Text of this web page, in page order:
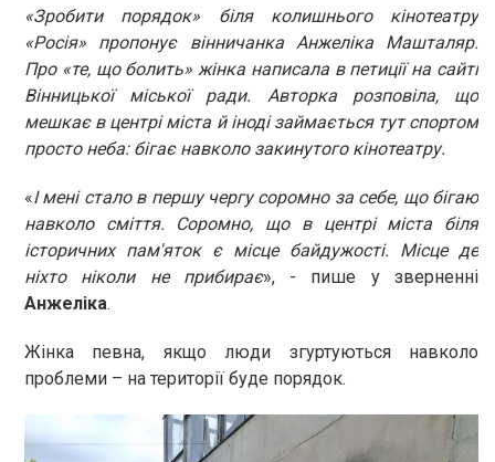
«Зробити порядок» біля колишнього кінотеатру
«Росія» пропонує вінничанка Анжеліка Машталяр.
Про «те, що болить» жінка написала в петиції на сайті
Вінницької міської ради. Авторка розповіла, що
мешкає в центрі міста й іноді займається тут спортом
просто неба: бігає навколо закинутого кінотеатру.
«І мені стало в першу чергу соромно за себе, що бігаю
навколо сміття. Соромно, що в центрі міста біля
історичних пам'яток є місце байдужості. Місце де
ніхто ніколи не прибирає», - пише у зверненні
Анжеліка.
Жінка певна, якщо люди згуртуються навколо
проблеми – на території буде порядок.